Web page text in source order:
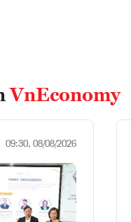
VnEconomy
09:30, 08/08/2026